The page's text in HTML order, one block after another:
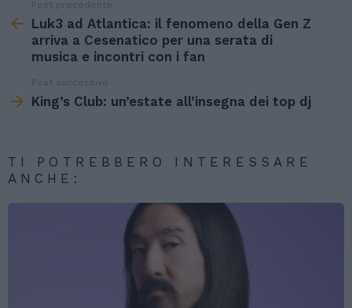
more
Post precedente
Luk3 ad Atlantica: il fenomeno della Gen Z
arriva a Cesenatico per una serata di
musica e incontri con i fan
Post successivo
King’s Club: un’estate all’insegna dei top dj
TI POTREBBERO INTERESSARE
ANCHE: